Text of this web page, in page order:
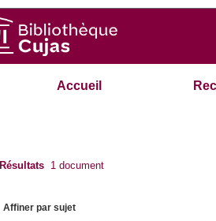
Accueil
Résultats 1 document
Affiner par sujet